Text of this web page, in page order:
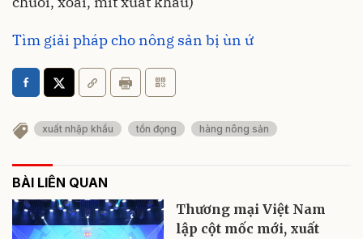
Tìm giải pháp cho nông sản bị ùn ứ
xuất nhập khẩu tồn đọng hàng nông sản
BÀI LIÊN QUAN
Thương mại Việt Nam
lập cột mốc mới, xuất